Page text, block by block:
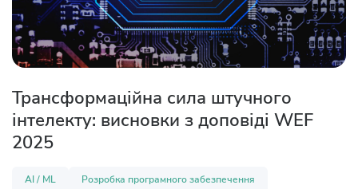
Трансформаційна сила штучного
інтелекту: висновки з доповіді WEF
2025
AI / ML Розробка програмного забезпечення